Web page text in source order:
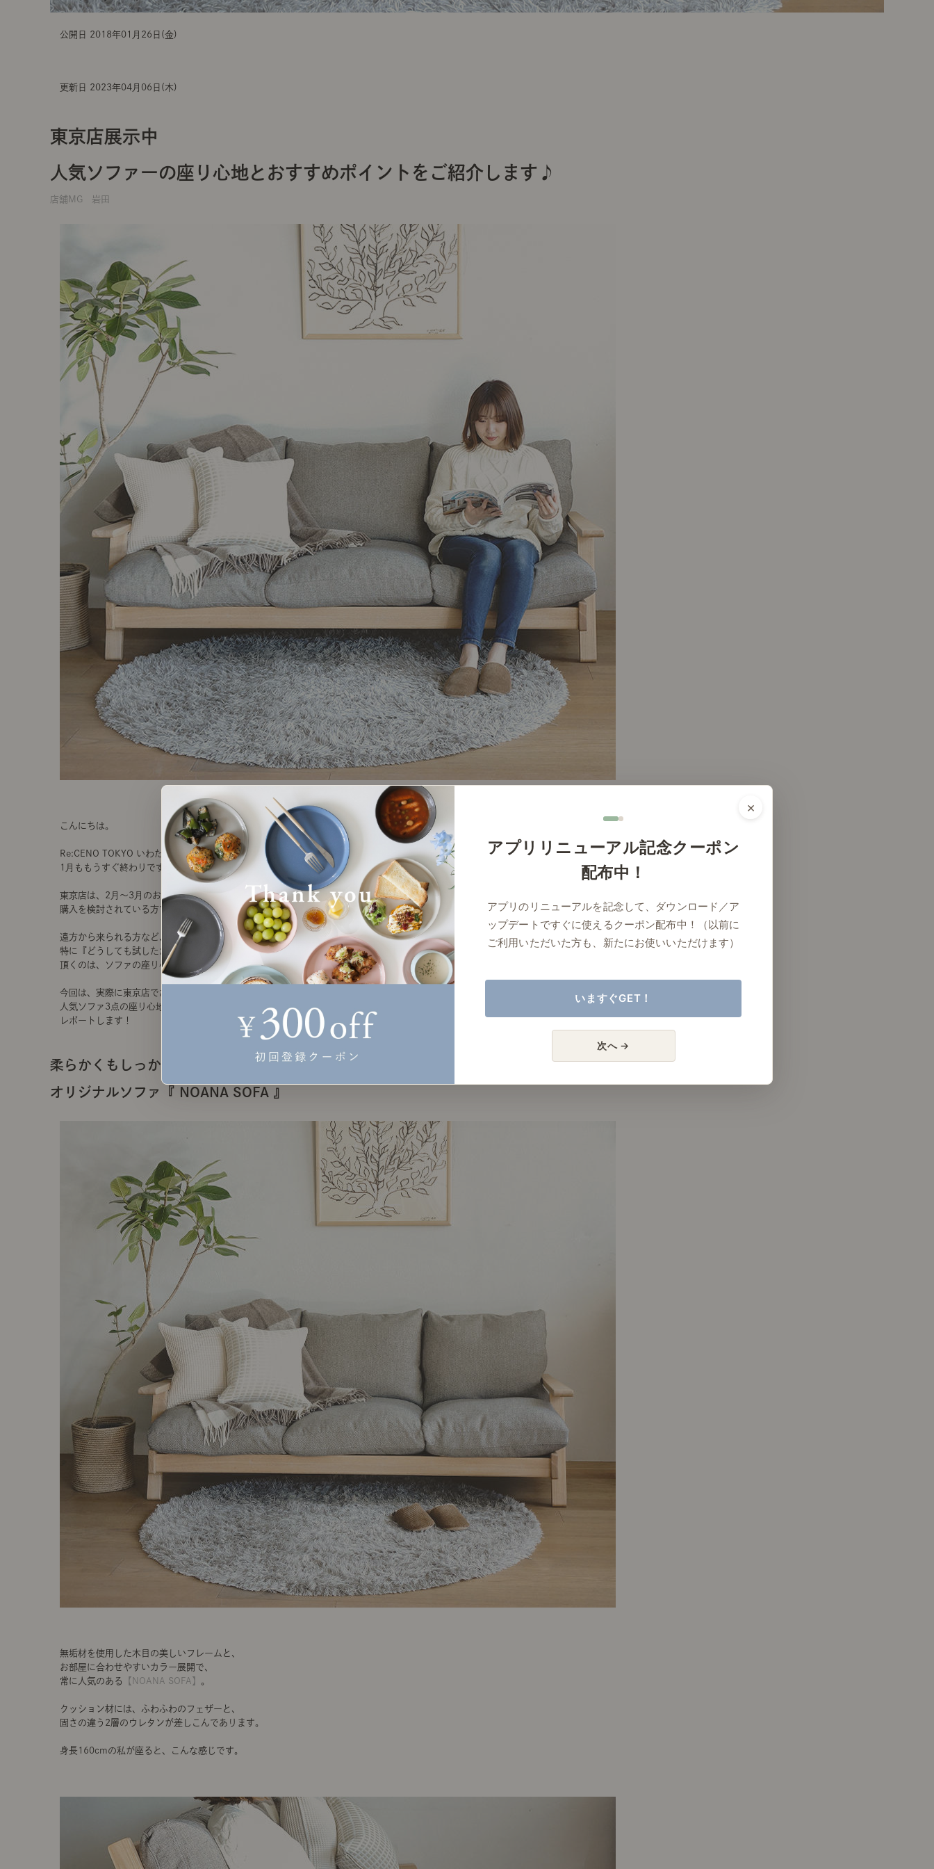
公開日 2018年01月26日(金)
更新日 2023年04月06日(木)
東京店展示中
人気ソファーの座り心地とおすすめポイントをご紹介します♪
店舗MG 岩田
こんにちは。
Re:CENO TOKYO いわたです。
1月ももうすぐ終わりですね。
東京店は、2月～3月のお引越しシーズンに向けて
購入を検討されている方で連日賑わっています^^
遠方から来られる方など、
特に『どうしても試したかった！』というお声を
頂くのは、ソファの座り心地です。
今回は、実際に東京店でお試しいただける、
人気ソファ3点の座り心地とおすすめポイントを
レポートします！
柔らかくもしっかり体を支えてくれる！
オリジナルソファ『 NOANA SOFA 』
無垢材を使用した木目の美しいフレームと、
お部屋に合わせやすいカラー展開で、
常に人気のある
【NOANA SOFA】 。
クッション材には、ふわふわのフェザーと、
固さの違う2層のウレタンが差しこんであります。
身長160cmの私が座ると、こんな感じです。
×
アプリリニューアル記念クーポン
配布中！
アプリのリニューアルを記念して、ダウンロード／ア
ップデートですぐに使えるクーポン配布中！（以前に
ご利用いただいた方も、新たにお使いいただけます）
いますぐGET！
次へ →